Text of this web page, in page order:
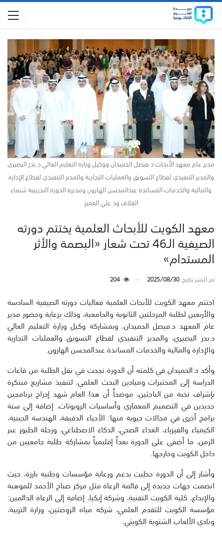
مدير عام معهد الأبحاث د.فيصل الحميدان ووكيل وزارة التعليم العالي د.بدر البصيري
والمدير التنفيذي لقطاع التسويق والعمليات التجارية والمدير التنفيذي لقطاع الإدارة
والمالية والخدمات المساندة عبدالمحسن الهارون ومديرة الدورة التدريبية شيماء
القلاف ود.علي العمير
معهد الكويت للأبحاث العلمية يختتم دورته
الصيفية الـ46 تحت شعار «البصمة والأثر
المستدام»
تم النشر بتاريخ2025/08/30
204
اختتم معهد الكويت للأبحاث العلمية فعاليات دورته الصيفية السادسة
والأربعين لطلبة المرحلتين الثانوية والجامعية، وذلك برعاية وحضور مدير
عام المعهد د.فيصل الحميدان، وبمشاركة وكيل وزارة التعليم العالي
د.بدر البصيري، والمدير التنفيذي لقطاع التسويق والعمليات التجارية
والإدارة والمالية والخدمات المساندة عبدالمحسن الهارون.
وأكد د.الحميدان في كلمته أن الدورة نجحت في نقل الطلبة من قاعات
الدراسة إلى المختبرات وميادين البحث العلمي، لتنفيذ مشاريع مبتكرة
بإشراف نخبة من الباحثين، موضحاً أن هذا العام شهد إدراج برنامجين
جديدين في التصميم المعماري وأساسيات الروبوتات، إضافة إلى ستة
برامج أخرى في مجالات حيوية منها: الأحياء الدقيقة، الهندسة الجينية،
الكيمياء والفيزياء، الغذاء الصحي، الذكاء الاصطناعي، ورحلة الطيور عبر
الزمن، ما أضفى على الدورة بعداً إقليمياً بمشاركة طلبة جامعيين من
داخل الكويت وخارجها.
وأشار إلى أن الدورة حظيت بدعم ورعاية مؤسسات وطنية بارزة، حيث
انضمت جهات جديدة إلى قائمة الرعاة مثل مركز صباح الأحمد للموهبة
والإبداع، كلية الكويت التقنية، وشركة إيكيا، إضافة إلى الرعاة الدائمين:
مؤسسة الكويت للتقدم العلمي، شركة مياه الروضتين، وزارة التربية،
ونادي الألعاب الشتوية الكويتي.